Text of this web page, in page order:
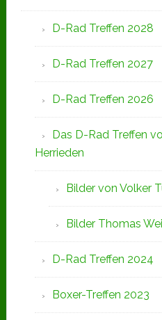
D-Rad Treffen 2028
D-Rad Treffen 2027
D-Rad Treffen 2026
Das D-Rad Treffen
Herrieden
Bilder von Volker
Bilder Thomas
D-Rad Treffen 2024
Boxer-Treffen 2023